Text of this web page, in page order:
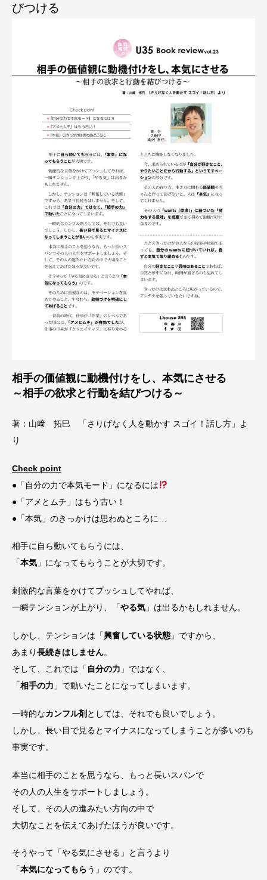
びつける
相手の価値観に動機付けをし、本気にさせる
～相手の欲求と行動を結びつける～
著：山﨑 拓巳 「さりげなく人を動かす スゴイ！話し方」よ
り
Check point
●「自分の力で本気モード」になるには
●「アメとムチ」はもう古い！
●「本気」のきっかけは思わぬところに…
相手に自ら動いてもらうには、
「本気 」になってもらうことが大切です。
刺激的な言葉をかけてプッシュしてやれば、
一瞬テンションが上がり、「やる気 」は出るかもしれません。
しかし、テンションは「興奮している状態 」ですから、
あまり長続きはしません。
そして、これでは「 自分の力 」ではなく、
「相手の力 」で動いたことになってしまいます。
一時的なカンフル剤 としては、それでも良いでしょう。
しかし、長い目で見るとマイナスになってしまうことが多いのも
事実です。
本当に相手のことを思うなら、もっと長いスパンで
その人の人生をサポートしましょう。
そして、その人の進みたい方向の中で
大切なことを伝えてあげたほうが良いです。
そうやって「やる気にさせる」と言うより
「本気になってもらう」のです。